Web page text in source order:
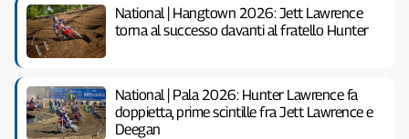
National | Hangtown 2026: Jett Lawrence
torna al successo davanti al fratello Hunter
National | Pala 2026: Hunter Lawrence fa
doppietta, prime scintille fra Jett Lawrence e
Deegan